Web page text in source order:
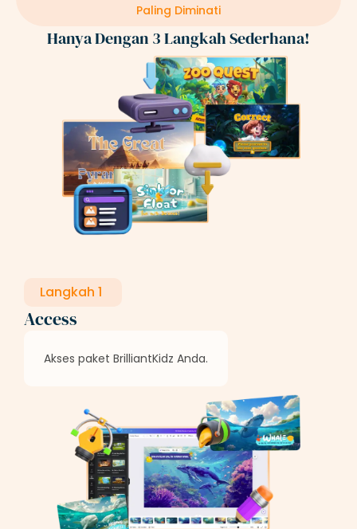
Paling Diminati
Hanya Dengan 3 Langkah Sederhana!
Langkah 1
Access
Akses paket BrilliantKidz Anda.